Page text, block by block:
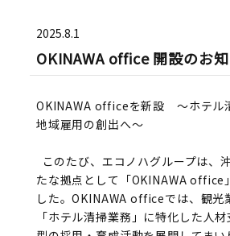
採用情報
お問い合わせ
2025.8.1
OKINAWA office 開設のお
OKINAWA officeを新設 〜ホテル
地域雇用の創出へ〜
このたび、エコノハグループは、
たな拠点として「OKINAWA office
した。OKINAWA officeでは、観光
「ホテル清掃業務」に特化した人